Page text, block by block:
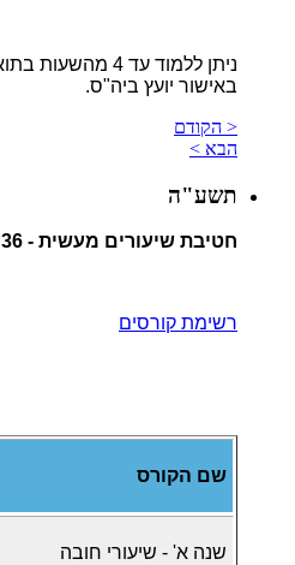
ניתן ללמוד עד 4
באישור יועץ ביה"ס.
< הקודם
הבא >
תשע"ה
חטיבת שיעורים מעשית - 36 ש"ס:
רשימת קורסים
שם הקורס
שנה א' - שיעורי חובה